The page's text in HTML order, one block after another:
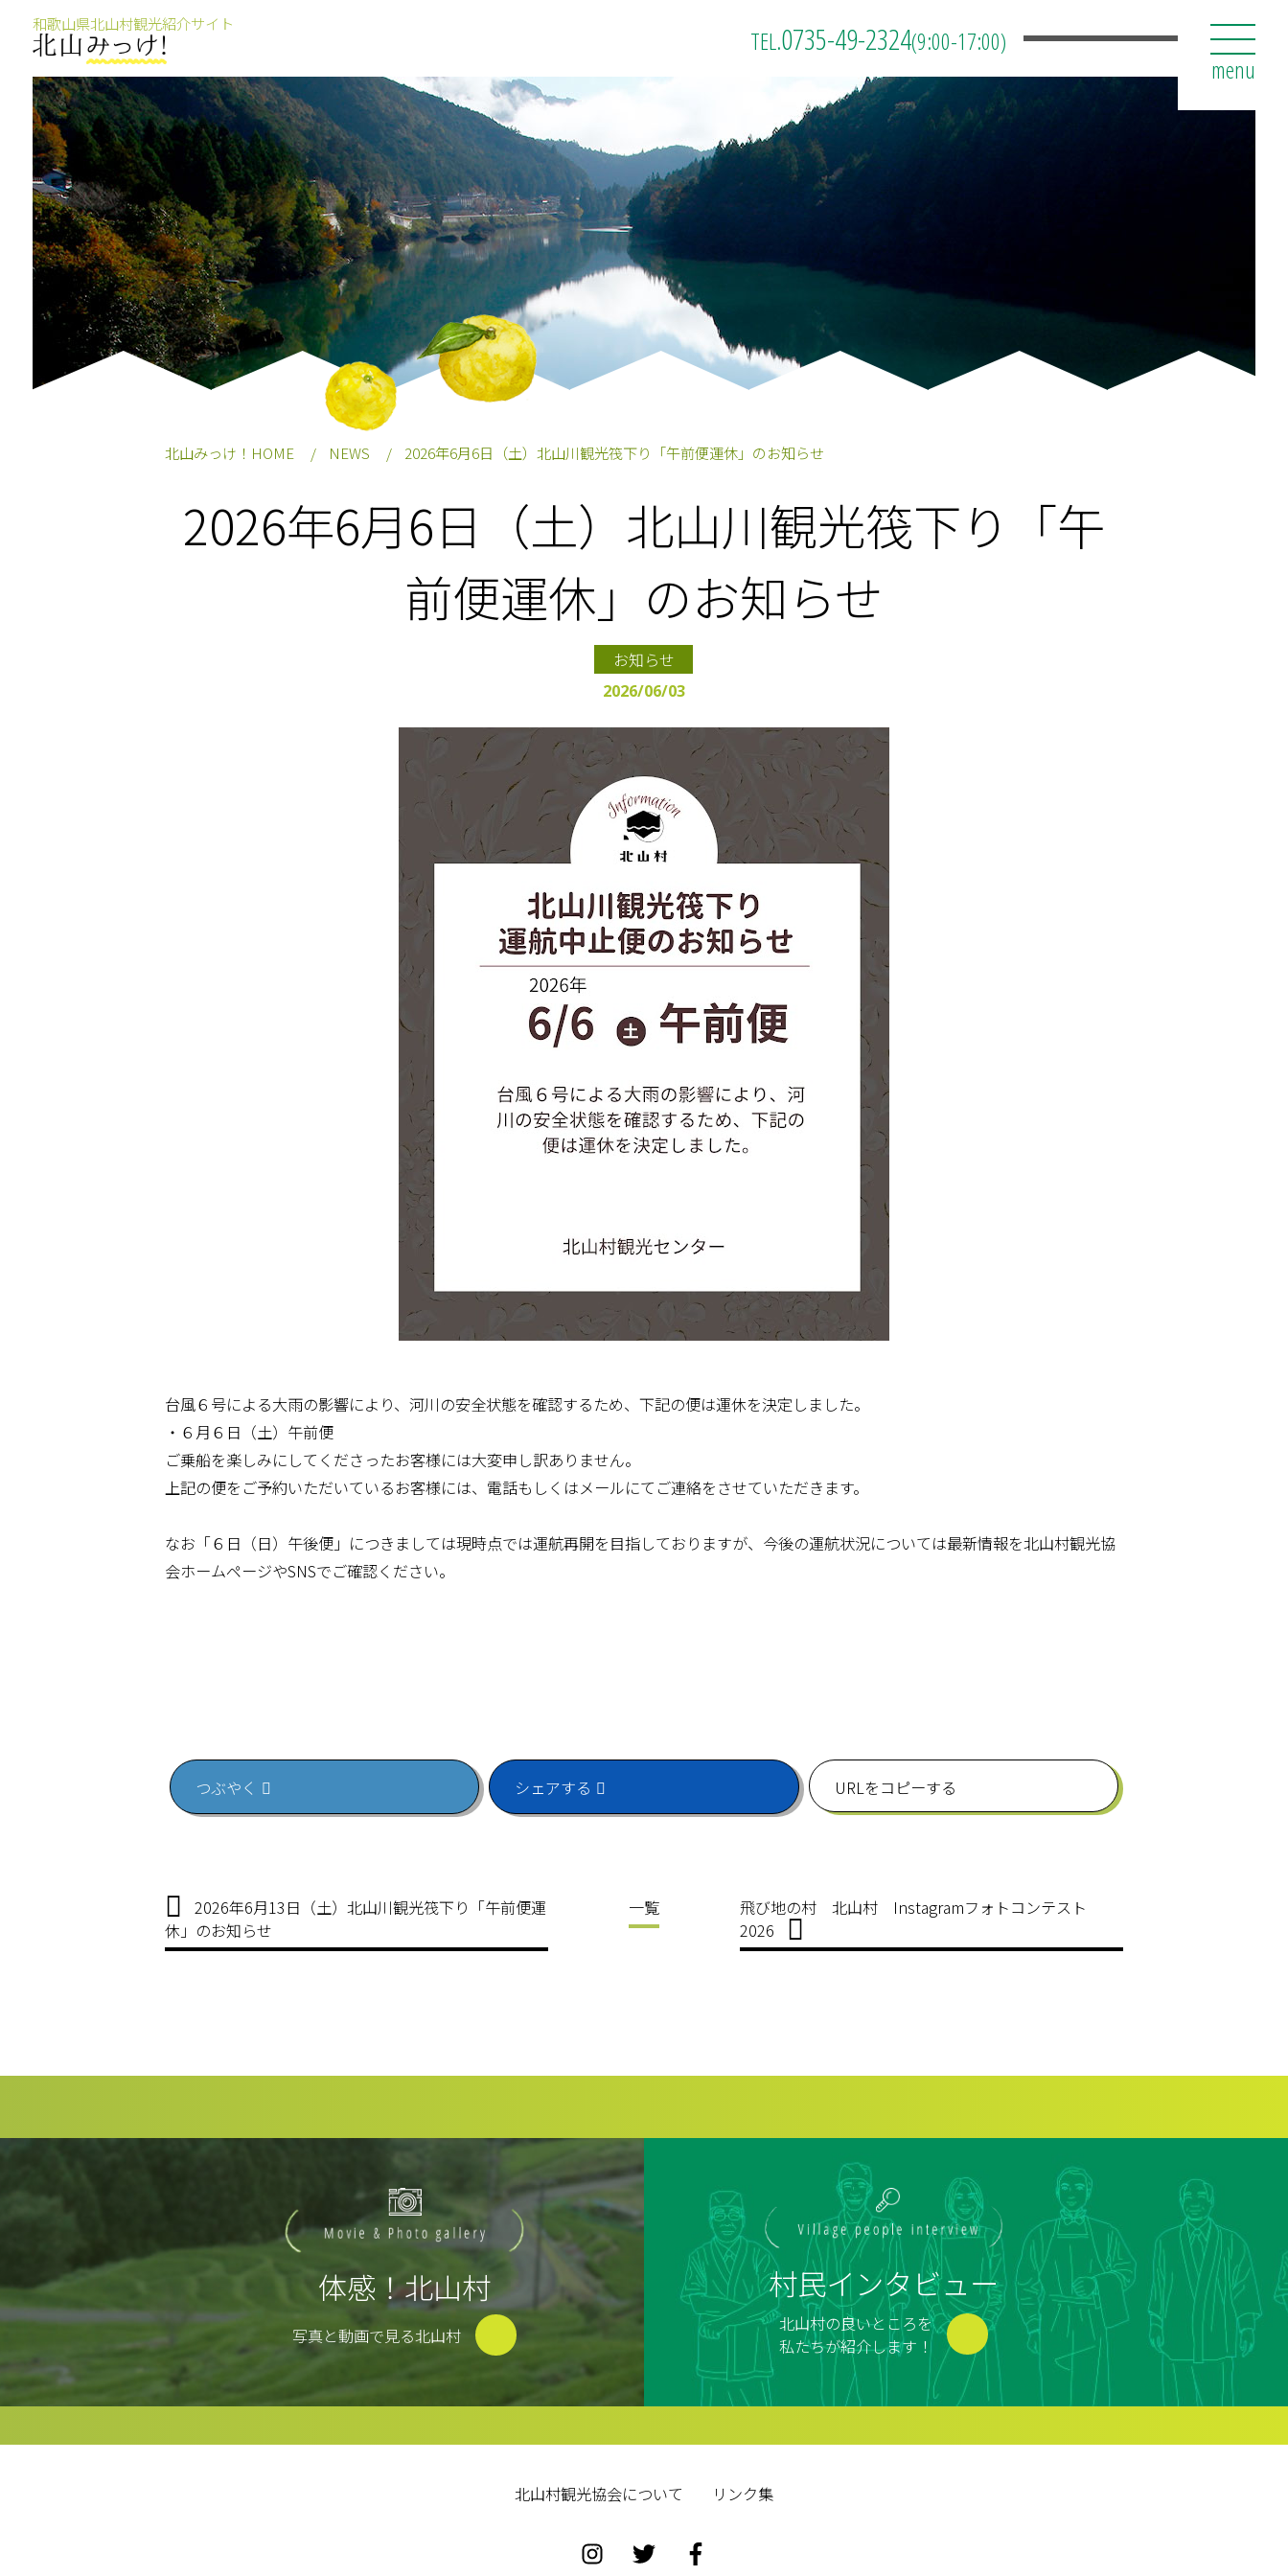
和歌山県北山村観光紹介サイト
TEL.0735-49-2324(9:00-17:00)
北山みっけ！HOME NEWS 2026年6月6日（土）北山川観光筏下り「午前便運休」のお知らせ
2026年6月6日（土）北山川観光筏下り「午
前便運休」のお知らせ
お知らせ
2026/06/03
台風６号による大雨の影響により、河川の安全状態を確認するため、下記の便は運休を決定しました。
・６月６日（土）午前便
ご乗船を楽しみにしてくださったお客様には大変申し訳ありません。
上記の便をご予約いただいているお客様には、電話もしくはメールにてご連絡をさせていただきます。
なお「６日（日）午後便」につきましては現時点では運航再開を目指しておりますが、今後の運航状況については最新情報を北山村観光協
会ホームページやSNSでご確認ください。
つぶやく シェアする URLをコピーする
2026年6月13日（土）北山川観光筏下り「午前便運
休」のお知らせ
一覧
飛び地の村 北山村 Instagramフォトコンテスト
2026
体感！北山村
写真と動画で見る北山村
村民インタビュー
北山村の良いところを
私たちが紹介します！
北山村観光協会について リンク集